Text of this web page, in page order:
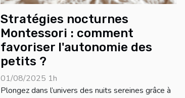
Stratégies nocturnes
Montessori : comment
favoriser l'autonomie des
petits ?
01/08/2025 1h
Plongez dans l’univers des nuits sereines grâce à